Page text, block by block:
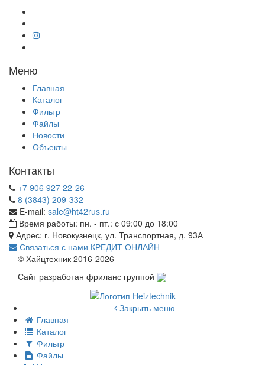
Меню
Главная
Каталог
Фильтр
Файлы
Новости
Объекты
Контакты
+7 906 927 22-26
8 (3843) 209-332
E-mail: sale@ht42rus.ru
Время работы: пн. - пт.: с 09:00 до 18:00
Адрес: г. Новокузнецк, ул. Транспортная, д. 93А
Связаться с нами КРЕДИТ ОНЛАЙН
© Хайцтехник 2016-2026
Сайт разработан фриланс группой
Закрыть меню
Главная
Каталог
Фильтр
Файлы